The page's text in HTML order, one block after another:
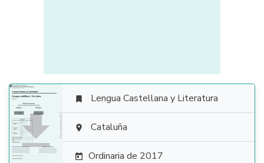

 Lengua Castellana y Literatura
 Cataluña
 Ordinaria de 2017